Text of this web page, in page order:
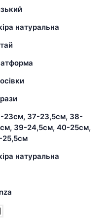
натуральна
23см, 37-23,5см, 38-
39-24,5см, 40-25см,
25,5см
натуральна